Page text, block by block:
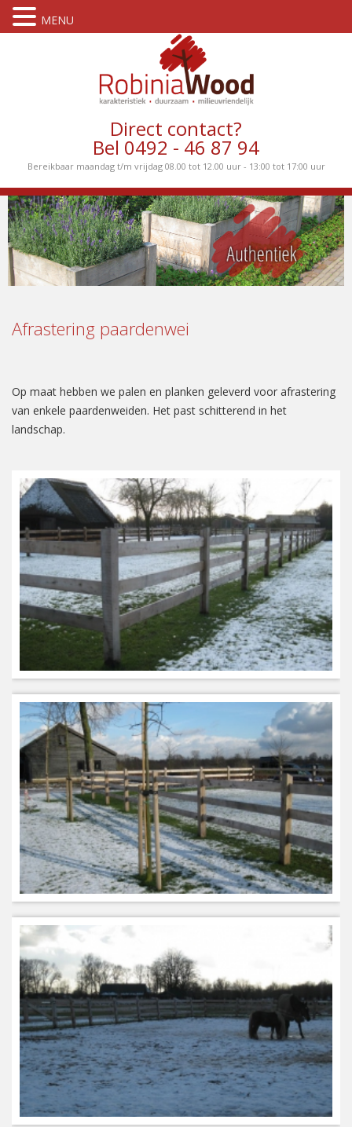
Direct contact?
Bel 0492 - 46 87 94
Bereikbaar maandag t/m vrijdag 08.00 tot 12.00 uur - 13:00 tot 17:00 uur
Afrastering paardenwei
Op maat hebben we palen en planken geleverd voor afrastering
van enkele paardenweiden. Het past schitterend in het
landschap.
MENU